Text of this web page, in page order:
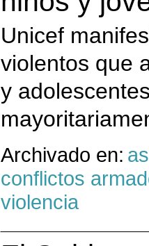
Unicef
violentos que
y
Archivado en:
conflictos
violencia